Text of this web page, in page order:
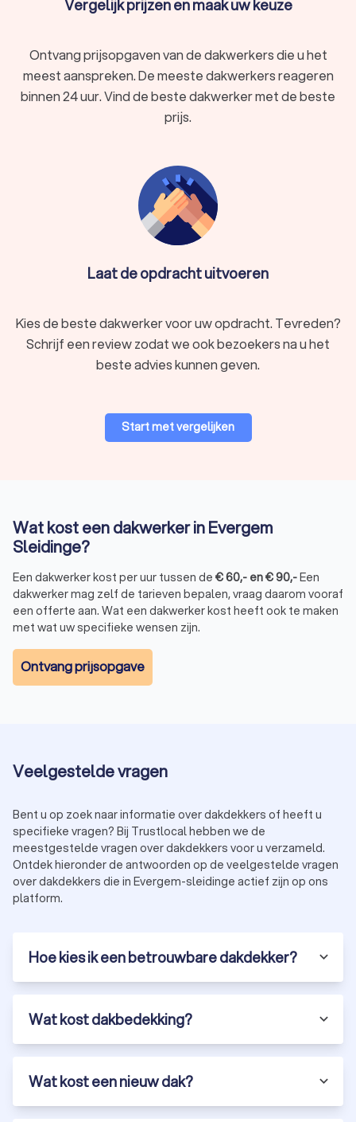
Vergelijk prijzen en maak uw keuze
Ontvang prijsopgaven van de dakwerkers die u het
meest aanspreken. De meeste dakwerkers reageren
binnen 24 uur. Vind de beste dakwerker met de beste
prijs.
Laat de opdracht uitvoeren
Kies de beste dakwerker voor uw opdracht. Tevreden?
Schrijf een review zodat we ook bezoekers na u het
beste advies kunnen geven.
Start met vergelijken
Wat kost een dakwerker in Evergem
Sleidinge?
Een dakwerker kost per uur tussen de €60,- en€90,-Een
dakwerker mag zelf de tarieven bepalen, vraag daarom vooraf
een offerte aan. Wat een dakwerker kost heeft ook te maken
met wat uw specifieke wensen zijn.
Ontvang prijsopgave
Veelgestelde vragen
Bent u op zoek naar informatie over dakdekkers of heeft u
specifieke vragen? Bij Trustlocal hebben we de
meestgestelde vragen over dakdekkers voor u verzameld.
Ontdek hieronder de antwoorden op de veelgestelde vragen
over dakdekkers die in Evergem-sleidinge actief zijn op ons
platform.
Hoe kies ik een betrouwbare dakdekker?
Wat kost dakbedekking?
Wat kost een nieuw dak?